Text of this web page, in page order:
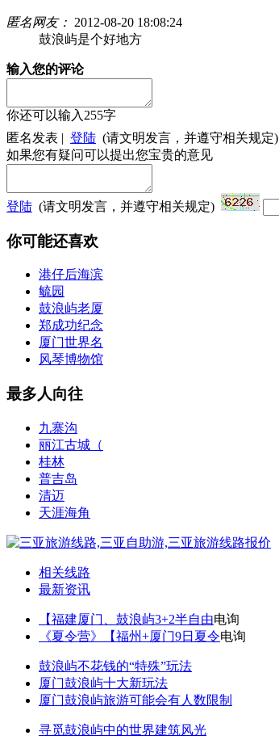
匿名网友： 2012-08-20 18:08:24
鼓浪屿是个好地方
输入您的评论
你还可以输入 255字
匿名发表 | 登陆 (请文明发言，并遵守相关规定)
如果您有疑问可以提出您宝贵的意见
登陆 (请文明发言，并遵守相关规定)
你可能还喜欢
港仔后海滨
毓园
鼓浪屿老厦
郑成功纪念
厦门世界名
风琴博物馆
最多人向往
九寨沟
丽江古城（
桂林
普吉岛
清迈
天涯海角
相关线路
最新资讯
【福建厦门、鼓浪屿3+2半自由电询
《夏令营》【福州+厦门9日夏令电询
鼓浪屿不花钱的“特殊”玩法
厦门鼓浪屿十大新玩法
厦门鼓浪屿旅游可能会有人数限制
寻觅鼓浪屿中的世界建筑风光